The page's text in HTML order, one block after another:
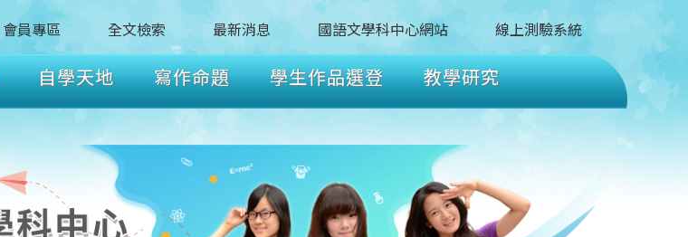
會員專區 全文檢索 最新消息 國語文學科中心網站 線上測驗系統
自學天地 寫作命題 學生作品選登
教學研究